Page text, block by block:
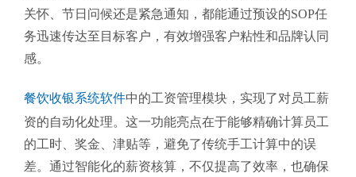
关怀、节日问候还是紧急通知，都能通过预设的SOP任
务迅速传达至目标客户，有效增强客户粘性和品牌认同
感。
餐饮收银系统软件中的工资管理模块，实现了对员工薪
资的自动化处理。这一功能亮点在于能够精确计算员工
的工时、奖金、津贴等，避免了传统手工计算中的误
差。通过智能化的薪资核算，不仅提高了效率，也确保